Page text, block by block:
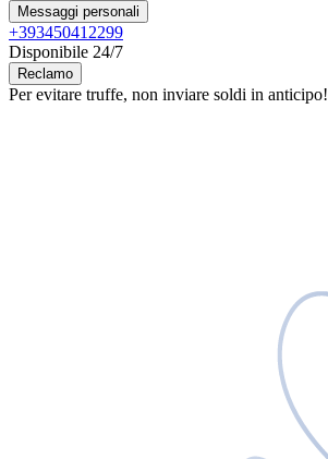
Messaggi personali
+393450412299
Disponibile 24/7
Reclamo
Per evitare truffe, non inviare soldi in anticipo!